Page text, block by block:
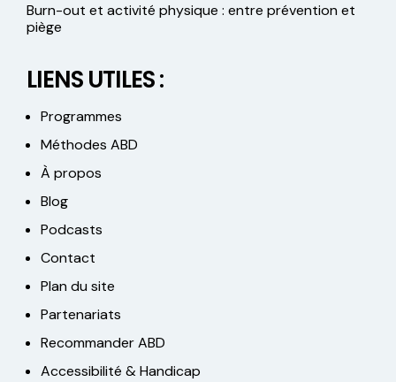
Burn-out et activité physique : entre prévention et
piège
LIENS UTILES :
Programmes
Méthodes ABD
À propos
Blog
Podcasts
Contact
Plan du site
Partenariats
Recommander ABD
Accessibilité & Handicap